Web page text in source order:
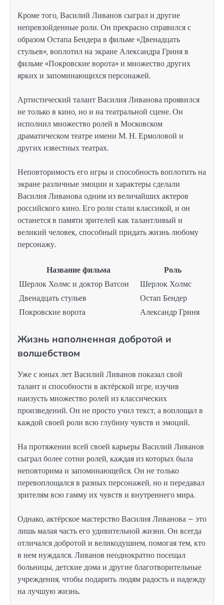
Кроме того, Василий Ливанов сыграл и другие
непревзойденные роли. Он прекрасно справился с
образом Остапа Бендера в фильме «Двенадцать
стульев», воплотил на экране Александра Гриня в
фильме «Покровские ворота» и множество других
ярких и запоминающихся персонажей.
Артистический талант Василия Ливанова проявился
не только в кино, но и на театральной сцене. Он
исполнил множество ролей в Московском
драматическом театре имени М. Н. Ермоловой и
других известных театрах.
Неповторимость его игры и способность воплотить на
экране различные эмоции и характеры сделали
Василия Ливанова одним из величайших актеров
российского кино. Его роли стали классикой, и он
останется в памяти зрителей как талантливый и
великий человек, способный придать жизнь любому
персонажу.
Название фильма
Роль
Шерлок Холмс и доктор Ватсон
Шерлок Холмс
Двенадцать стульев
Остап Бендер
Покровские ворота
Александр Гриня
Жизнь наполненная добротой и
волшебством
Уже с юных лет Василий Ливанов показал свой
талант и способности в актёрской игре, изучив
наизусть множество ролей из классических
произведений. Он не просто учил текст, а воплощал в
каждой своей роли всю глубину чувств и эмоций.
На протяжении всей своей карьеры Василий Ливанов
сыграл более сотни ролей, каждая из которых была
неповторима и запоминающейся. Он не только
перевоплощался в разных персонажей, но и передавал
зрителям всю гамму их чувств и внутреннего мира.
Однако, актёрское мастерство Василия Ливанова – это
лишь малая часть его удивительной жизни. Он всегда
отличался добротой и великодушием, помогая тем, кто
в нем нуждался. Ливанов неоднократно посещал
больницы, детские дома и другие благотворительные
учреждения, чтобы подарить людям радость и надежду
на лучшую жизнь.